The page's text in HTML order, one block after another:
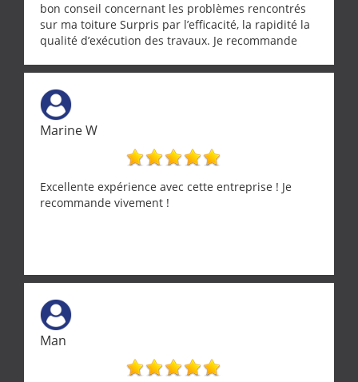
bon conseil concernant les problèmes rencontrés
sur ma toiture Surpris par l’efficacité, la rapidité la
qualité d’exécution des travaux. Je recommande
Marine W
Excellente expérience avec cette entreprise ! Je
recommande vivement !
Man